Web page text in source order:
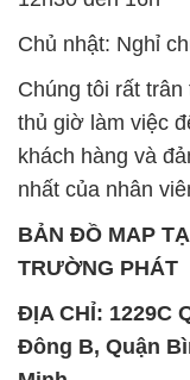
Chủ nhật: Nghỉ
Chúng tôi rất
thủ giờ làm việc
khách hàng và
nhất của nhân
BẢN ĐỒ MAP
TRƯỜNG PHÁT
ĐỊA CHỈ: 1229C
Đông B, Quận